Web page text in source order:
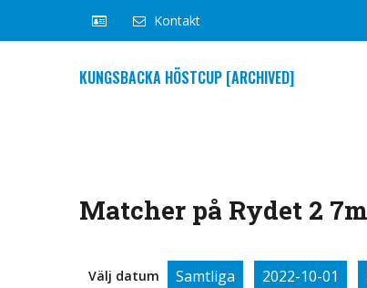
Kontakt
KUNGSBACKA HÖSTCUP [ARCHIVED]
Matcher på Rydet 2
Välj datum Samtliga 2022-10-01